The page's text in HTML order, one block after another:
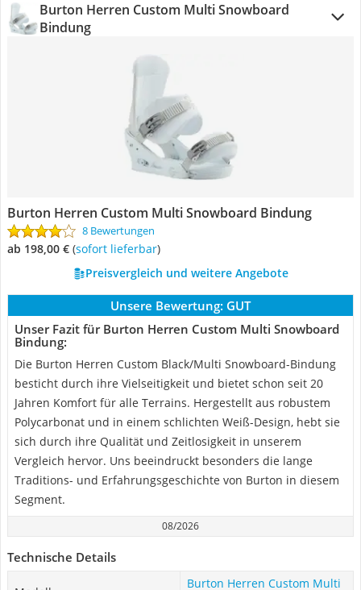
Burton Herren Custom Multi Snowboard
Bindung
Burton Herren Custom Multi Snowboard Bindung
8 Bewertungen
ab 198,00 € ( Sofort lieferbar)
Preisvergleich und weitere Angebote
Unsere Bewertung: GUT
Unser Fazit für Burton Herren Custom Multi Snowboard
Bindung:
Die Burton Herren Custom Black/Multi Snowboard-Bindung
besticht durch ihre Vielseitigkeit und bietet schon seit 20
Jahren Komfort für alle Terrains. Hergestellt aus robustem
Polycarbonat und in einem schlichten Weiß-Design, hebt sie
sich durch ihre Qualität und Zeitlosigkeit in unserem
Vergleich hervor. Uns beeindruckt besonders die lange
Traditions- und Erfahrungsgeschichte von Burton in diesem
Segment.
08/2026
Technische Details
Burton Herren Custom Multi